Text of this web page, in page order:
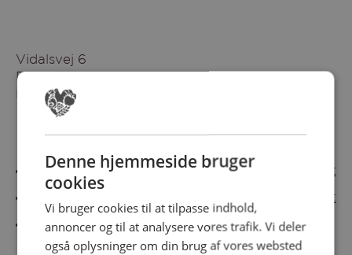
Vidalsvej 6
DK-9230 Svenstrup
Denmark
Besøg vores messesites
Cateringmesse Nord Cateringmesse Midt
Cateringmesse Øst
Cateringmesse Thy
Denne hjemmeside bruger
cookies
Vi bruger cookies til at tilpasse indhold,
annoncer og til at analysere vores trafik. Vi deler
også oplysninger om din brug af vores websted